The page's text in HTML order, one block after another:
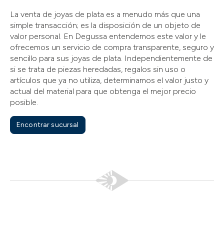
La venta de joyas de plata es a menudo más que una
simple transacción; es la disposición de un objeto de
valor personal. En Degussa entendemos este valor y le
ofrecemos un servicio de compra transparente, seguro y
sencillo para sus joyas de plata. Independientemente de
si se trata de piezas heredadas, regalos sin uso o
artículos que ya no utiliza, determinamos el valor justo y
actual del material para que obtenga el mejor precio
posible.
Encontrar sucursal